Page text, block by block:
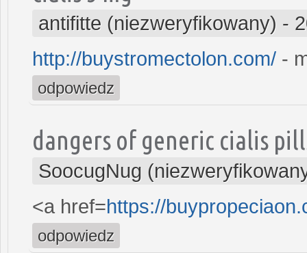
antifitte (niezweryfikowany) -
http://buystromectolon.com/ -
odpowiedz
dangers of generic cialis
SoocugNug
<a href=https://
odpowiedz